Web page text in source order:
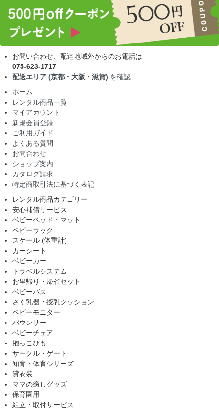
お問い合わせ、配達地域外からのお電話は
075-623-1717
配送エリア (京都・大阪・滋賀) を確認
ホーム
レンタル商品一覧
マイアカウント
新規会員登録
ご利用ガイド
よくある質問
お問合わせ
ショップ案内
カタログ請求
特定商取引法に基づく表記
レンタル商品カテゴリー
安心補償サービス
ベビーベッド・マット
ベビーラック
スケール (体重計)
カーシート
ベビーカー
トラベルシステム
お里帰り・帰省セット
ベビーバス
さく乳器・授乳クッション
ベビーモニター
バウンサー
ベビーチェア
抱っこひも
サークル・ゲート
知育・体育シリーズ
貸衣装
ママの癒しグッズ
保育園用
組立・取付サービス